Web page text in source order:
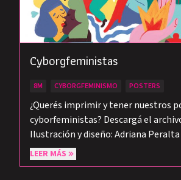
Cyborgfeministas
8M CYBORGFEMINISMO POSTERS
¿Querés imprimir y tener nuestros
cyborfeministas? Descargá el
Ilustración y diseño: Adriana Peralta
LEER MÁS